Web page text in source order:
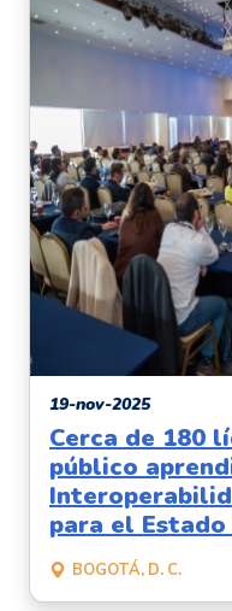
19-nov-2025
Cerca de 180
público
para el
BOGOTÁ, D. C.